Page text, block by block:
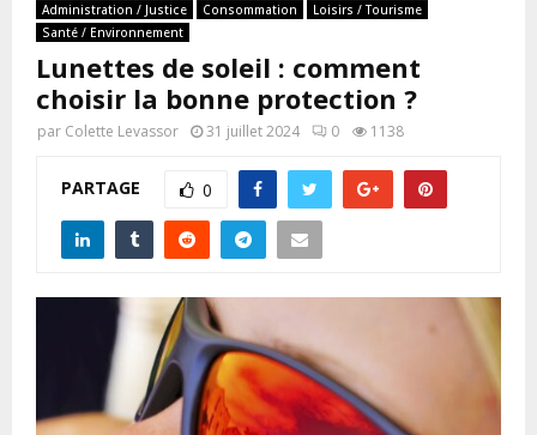
Administration / Justice Consommation
Loisirs / Tourisme
Santé / Environnement
Lunettes de soleil : comment
choisir la bonne protection ?
par Colette Levassor 31 juillet 2024 0 1138
PARTAGE 0